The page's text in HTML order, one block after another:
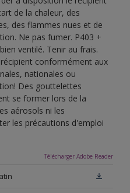
de la chaleur, des
des flammes nues et de
Ne pas fumer. P403 +
ventilé. Tenir au frais.
conformément aux
nationales ou
Des gouttelettes
se former lors de la
aérosols ni les
les précautions d'emploi
Télécharger Adobe Reader